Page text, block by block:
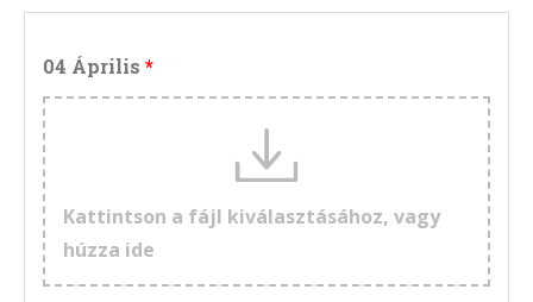
04 Április
Kattintson a fájl kiválasztásához, vagy
húzza ide